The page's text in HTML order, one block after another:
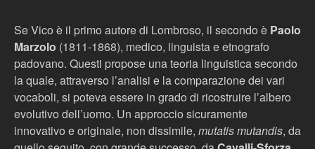
Se Vico è il primo autore di Lombroso, il secondo è Paolo
Marzolo (1811-1868), medico, linguista e etnografo
padovano. Questi propose una teoria linguistica secondo
la quale, attraverso l’analisi e la comparazione dei vari
vocaboli, si poteva essere in grado di ricostruire l’albero
evolutivo dell’uomo. Un approccio sicuramente
innovativo e originale, non dissimile, mutatis mutandis, da